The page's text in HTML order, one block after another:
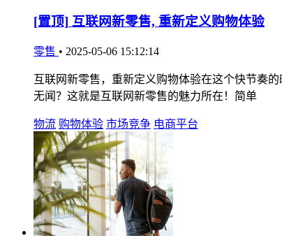
[置顶] 互联网新零售, 重新定义购物体验
零售 • 2025-05-06 15:12:14
互联网新零售，重新定义购物体验在这个快节奏
无闻？这就是互联网新零售的魅力所在！简单
物流 购物体验 市场竞争 电商平台